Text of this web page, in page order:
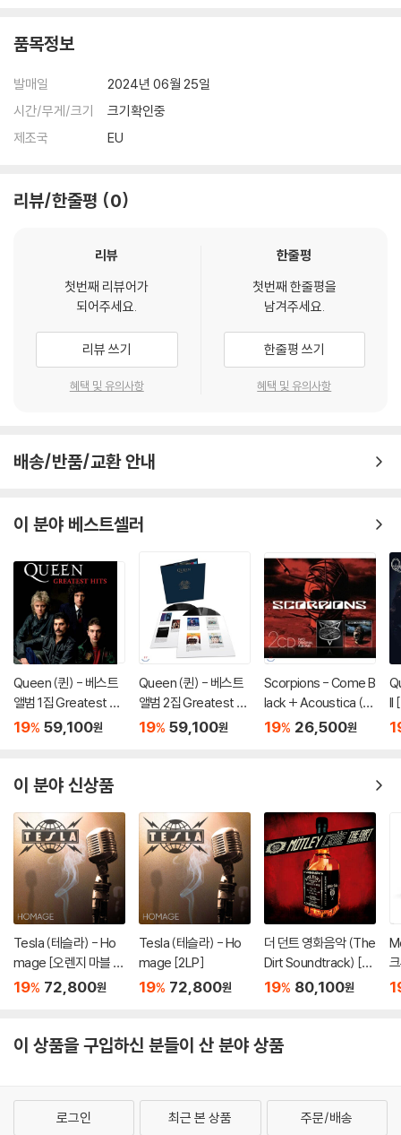
가 어려우므로 신중한 구매를 부탁드립니다.
품목정보
발매일
2024년 06월 25일
시간/무게/크기
크기확인중
제조국
EU
리뷰/한줄평 0
리뷰
첫번째 리뷰어가
되어주세요.
리뷰 쓰기
혜택 및 유의사항
한줄평
첫번째 한줄평을
남겨주세요.
한줄평 쓰기
혜택 및 유의사항
배송/반품/교환 안내
이 분야 베스트셀러
Queen (퀸) - 베스트
앨범 1집 Greatest Hit
s I [2LP]
19% 59,100원
Queen (퀸) - 베스트
앨범 2집 Greatest Hi
ts II [2LP]
19% 59,100원
Scorpions - Come B
lack + Acoustica (2
CD Original Albums)
19% 26,500원
II
이 분야 신상품
Tesla (테슬라) - Ho
mage [오렌지 마블 컬
러 2LP]
19% 72,800원
Tesla (테슬라) - Ho
mage [2LP]
19% 72,800원
더 던트 영화음악 (The
Dirt Soundtrack) [2L
P]
19% 80,100원
이 상품을 구입하신 분들이 산 분야 상품
로그인 최근 본 상품 주문/배송